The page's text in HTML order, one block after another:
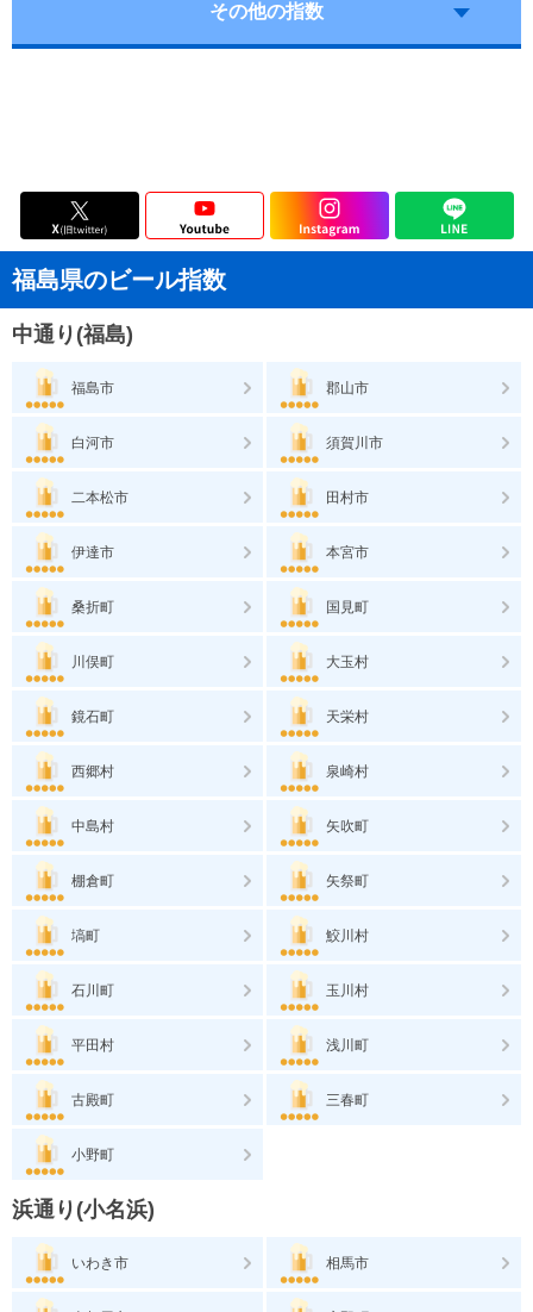
その他の指数
福島県のビール指数
中通り(福島)
福島市 郡山市
白河市 須賀川市
二本松市 田村市
伊達市 本宮市
桑折町 国見町
川俣町 大玉村
鏡石町 天栄村
西郷村 泉崎村
中島村 矢吹町
棚倉町 矢祭町
塙町 鮫川村
石川町 玉川村
平田村 浅川町
古殿町 三春町
小野町
浜通り(小名浜)
いわき市 相馬市